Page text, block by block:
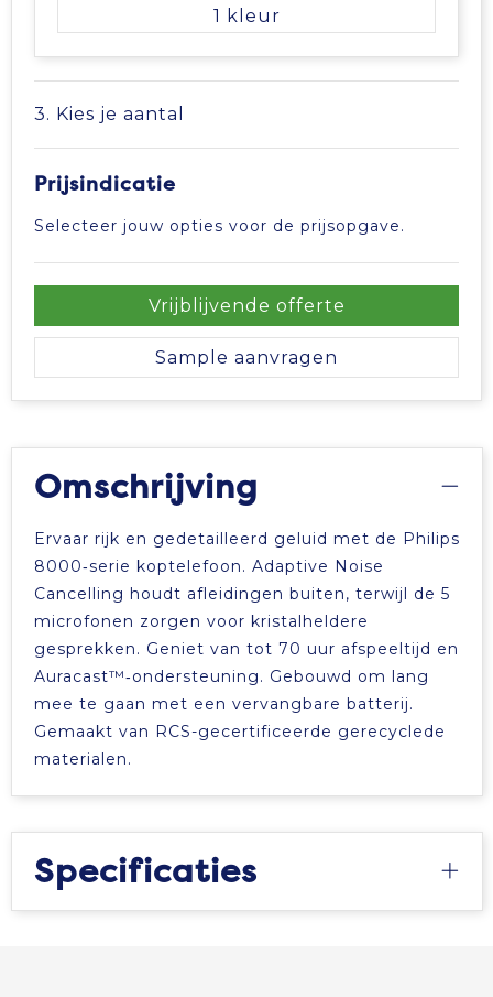
1
3. Kies je aantal
Prijsindicatie
Selecteer jouw opties voor de prijsopgave.
Vrijblijvende offerte
Sample aanvragen
Omschrijving
Ervaar rijk en gedetailleerd geluid met de Philips
8000‑serie koptelefoon. Adaptive Noise
Cancelling houdt afleidingen buiten, terwijl de 5
microfonen zorgen voor kristalheldere
gesprekken. Geniet van tot 70 uur afspeeltijd en
Auracast™‑ondersteuning. Gebouwd om lang
mee te gaan met een vervangbare batterij.
Gemaakt van RCS-gecertificeerde gerecyclede
materialen.
Specificaties